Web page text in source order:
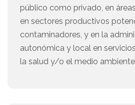
público como privado, en
en sectores productivos
contaminadores, y en la
autonómica y local en
la salud y/o el medio